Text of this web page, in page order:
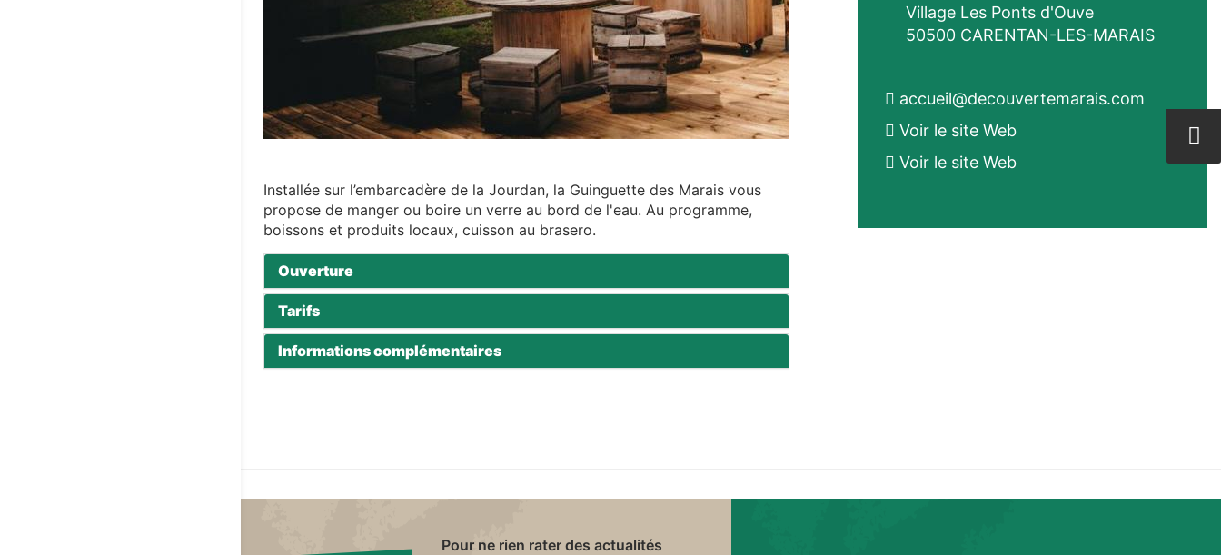
Installée sur l’embarcadère de la Jourdan, la Guinguette des Marais vous
propose de manger ou boire un verre au bord de l'eau. Au programme,
boissons et produits locaux, cuisson au brasero.
Ouverture
Tarifs
Informations complémentaires
Village Les Ponts d'Ouve
50500 CARENTAN-LES-MARAIS
accueil@decouvertemarais.com
Voir le site Web
Voir le site Web
Pour ne rien rater des actualités